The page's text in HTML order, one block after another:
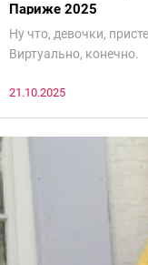
Париже 2025
Ну что, девочки,
Виртуально, конечно.
21.10.2025